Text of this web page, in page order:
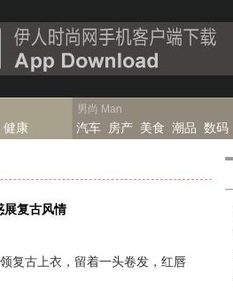
健康
男尚 Man
汽车 房产 美食 潮品 数码
展复古风情
古上衣，留着一头卷发，红唇